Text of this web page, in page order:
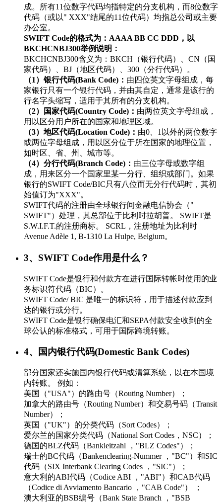
成。所有11位数字代码均指特定的分支机构，而8位数字
代码（或以" XXX"结尾的11位代码）均指总公司或主要
办公室。
SWIFT Code的格式为：AAAA BB CC DDD，以
BKCHCNBJ300举例说明：
BKCHCNBJ300含义为：BKCH（银行代码）、CN（国
家代码）、BJ（地区代码）、300（分行代码）。
（1）银行代码(Bank Code)： 由四位英文字母组成，每
家银行只有一个银行代码，并由其自定，通常是该行的
行名字头缩写，适用于其所有的分支机构。
（2）国家代码(Country Code)： 由两位英文字母组成，
用以区分用户所在的国家和地理区域。
（3）地区代码(Location Code)： 由0、1以外的两位数字
或两位字母组成，用以区分位于所在国家的地理位置，
如时区、省、州、城市等。
（4）分行代码(Branch Code)： 由三位字母或数字组
成，用来区分一个国家里某一分行、组织或部门。如果
银行的SWIFT Code/BIC只有八位而无分行代码时，其初
始值订为"XXX"。
SWIFT代码的注册由全球银行间金融电信协会（"
SWIFT"）处理，其总部位于比利时拉胡普。 SWIFT是
S.W.I.F.T.的注册商标。 SCRL，注册地址为比利时
Avenue Adèle 1, B-1310 La Hulpe, Belgium。
3、SWIFT Code作用是什么？
SWIFT Code是银行和付款方在进行国际转帐时使用的业
务标识符代码（BIC）。
SWIFT Code/ BIC 是唯一的标识符，用于描述付款应到
达的银行或分行。
SWIFT Code是银行确保电汇和SEPA付款安全收到的全
球公认的标准格式，可用于国际跨境转账。
4、国内银行代码(Domestic Bank Codes)
部分国家还实施国内银行代码或清算系统，以在本国境
内转账。 例如：
美国（"USA"）的路由号（Routing Number）；
加拿大的路由号（Routing Number）和交易号码（Transit
Number）；
英国（"UK"）的分类代码（Sort Codes）；
爱尔兰的国家分类代码（National Sort Codes，NSC）；
德国的BLZ代码（Bankleitzahl ，"BLZ Codes"）；
瑞士的BC代码（Bankenclearing-Nummer ，"BC"）和SIC
代码（SIX Interbank Clearing Codes ，"SIC"）；
意大利的ABI代码（Codice ABI ，"ABI"）和CAB代码
（Codice di Avviamento Bancario ，"CAB Code"） ；
澳大利亚的BSB编号（Bank State Branch ，"BSB